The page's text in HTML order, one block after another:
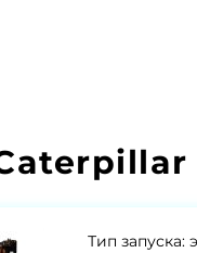
Тип запуска: